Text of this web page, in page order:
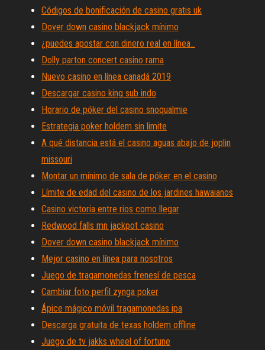
Códigos de bonificación de casino gratis uk
Dover down casino blackjack mínimo
¿puedes apostar con dinero real en línea_
Dolly parton concert casino rama
Nuevo casino en línea canadá 2019
Descargar casino king sub indo
Horario de póker del casino snoqualmie
Estrategia poker holdem sin limite
A qué distancia está el casino aguas abajo de joplin
missouri
Montar un mínimo de sala de póker en el casino
Límite de edad del casino de los jardines hawaianos
Casino victoria entre rios como llegar
Redwood falls mn jackpot casino
Dover down casino blackjack mínimo
Mejor casino en línea para nosotros
Juego de tragamonedas frenesí de pesca
Cambiar foto perfil zynga poker
Ápice mágico móvil tragamonedas ipa
Descarga gratuita de texas holdem offline
Juego de tv jakks wheel of fortune